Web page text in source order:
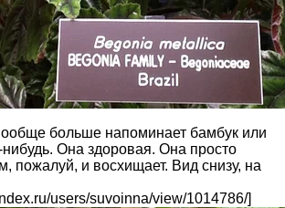
больше напоминает бамбук или
Она здоровая. Она просто
пожалуй, и восхищает. Вид снизу, на
users/suvoinna/view/1014786/]